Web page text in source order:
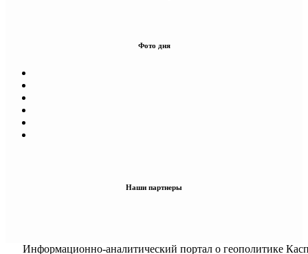
Фото дня
Наши партнеры
Информационно-аналитический портал о геополитике